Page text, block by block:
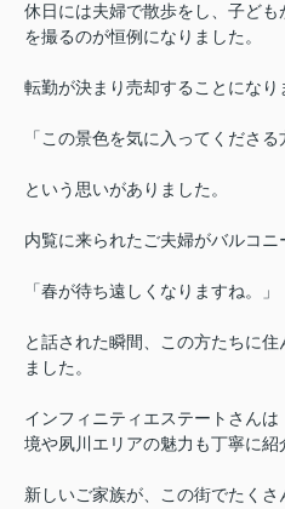
休日には夫婦で散歩をし、子ど
を撮るのが恒例になりました。
転勤が決まり売却することになり
「この景色を気に入ってくださ
という思いがありました。
内覧に来られたご夫婦がバルコニ
「春が待ち遠しくなりますね。」
と話された瞬間、この方たちに
ました。
インフィニティエステートさん
境や夙川エリアの魅力も丁寧に紹
新しいご家族が、この街でたく